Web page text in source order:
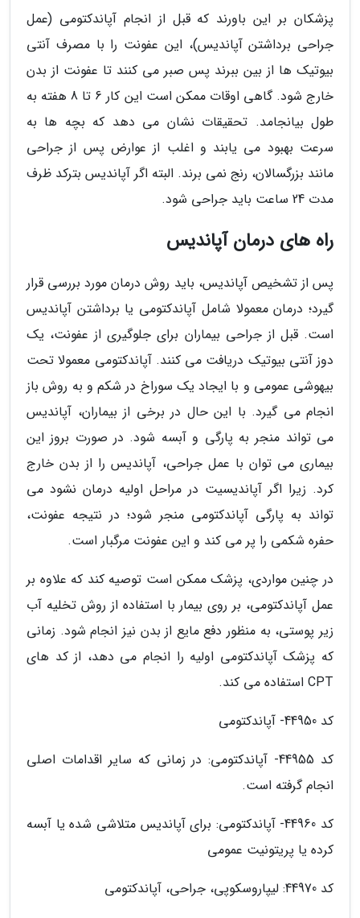
پزشکان بر این باورند که قبل از انجام آپاندکتومی (عمل
جراحی برداشتن آپاندیس)، این عفونت را با مصرف آنتی
بیوتیک ها از بین ببرند پس صبر می کنند تا عفونت از بدن
خارج شود. گاهی اوقات ممکن است این کار 6 تا 8 هفته به
طول بیانجامد. تحقیقات نشان می دهد که بچه ها به
سرعت بهبود می یابند و اغلب از عوارض پس از جراحی
مانند بزرگسالان، رنج نمی برند. البته اگر آپاندیس بترکد ظرف
مدت 24 ساعت باید جراحی شود.
راه های درمان آپاندیس
پس از تشخیص آپاندیس، باید روش درمان مورد بررسی قرار
گیرد؛ درمان معمولا شامل آپاندکتومی یا برداشتن آپاندیس
است. قبل از جراحی بیماران برای جلوگیری از عفونت، یک
دوز آنتی بیوتیک دریافت می کنند. آپاندکتومی معمولا تحت
بیهوشی عمومی و با ایجاد یک سوراخ در شکم و به روش باز
انجام می گیرد. با این حال در برخی از بیماران، آپاندیس
می تواند منجر به پارگی و آبسه شود. در صورت بروز این
بیماری می توان با عمل جراحی، آپاندیس را از بدن خارج
کرد. زیرا اگر آپاندیسیت در مراحل اولیه درمان نشود می
تواند به پارگی آپاندکتومی منجر شود؛ در نتیجه عفونت،
حفره شکمی را پر می کند و این عفونت مرگبار است.
در چنین مواردی، پزشک ممکن است توصیه کند که علاوه بر
عمل آپاندکتومی، بر روی بیمار با استفاده از روش تخلیه آب
زیر پوستی، به منظور دفع مایع از بدن نیز انجام شود. زمانی
که پزشک آپاندکتومی اولیه را انجام می دهد، از کد های
CPT استفاده می کند.
کد 44950- آپاندکتومی
کد 44955- آپاندکتومی: در زمانی که سایر اقدامات اصلی
انجام گرفته است.
کد 44960- آپاندکتومی: برای آپاندیس متلاشی شده یا آبسه
کرده یا پریتونیت عمومی
کد 44970: لیپاروسکوپی، جراحی، آپاندکتومی